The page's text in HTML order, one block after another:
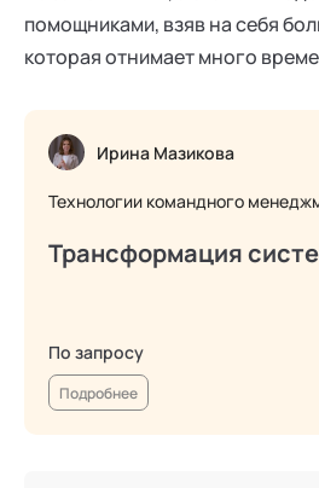
помощниками, взяв на себя
которая отнимает много
Ирина Мазикова
Технологии командного
Трансформация
По запросу
Подробнее